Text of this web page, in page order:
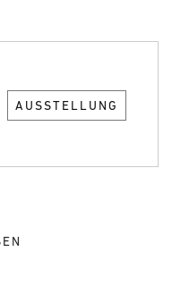
AUSSTELLUNG